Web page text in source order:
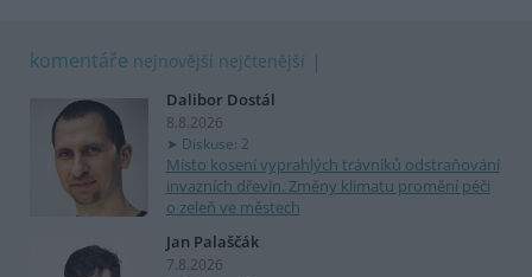
komentáře nejnovější nejčtenější
Dalibor Dostál
8.8.2026
Diskuse: 2
Místo kosení vyprahlých trávníků odstraňování
invazních dřevin. Změny klimatu promění péči
o zeleň ve městech
Jan Palaščák
7.8.2026